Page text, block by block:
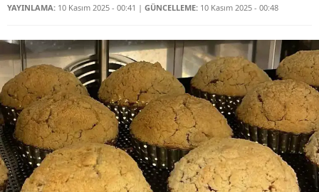
YAYINLAMA: 10 Kasım 2025 - 00:41 | GÜNCELLEME: 10 Kasım 2025 - 00:48